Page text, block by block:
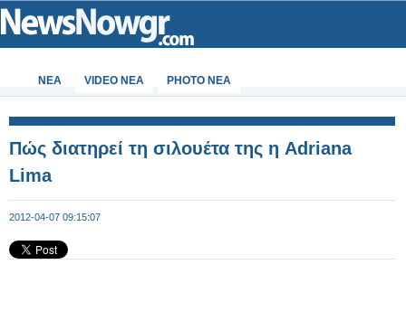
ΝΕΑ VIDEO NEA PHOTO NEA
Πώς διατηρεί τη σιλουέτα της η Adriana
Lima
2012-04-07 09:15:07